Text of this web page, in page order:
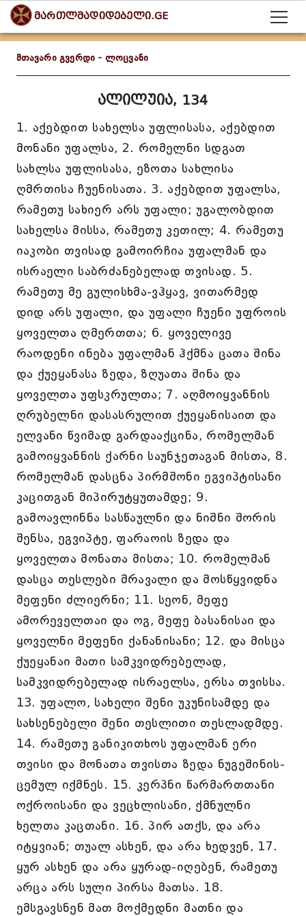
მართლმადიდებელი.GE
მთავარი გვერდი - ლოცვანი
ალილუია, 134
1. აქებდით სახელსა უფლისასა, აქებდით
მონანი უფალსა, 2. რომელნი სდგათ
სახლსა უფლისასა, ეზოთა სახლისა
ღმრთისა ჩუენისათა. 3. აქებდით უფალსა,
რამეთუ სახიერ არს უფალი; უგალობდით
სახელსა მისსა, რამეთუ კეთილ; 4. რამეთუ
იაკობი თვისად გამოირჩია უფალმან და
ისრაელი საბრძანებელად თვისად. 5.
რამეთუ მე გულისხმა-ვჰყავ, ვითარმედ
დიდ არს უფალი, და უფალი ჩუენი უფროის
ყოველთა ღმერთთა; 6. ყოველივე
რაოდენი ინება უფალმან ჰქმნა ცათა შინა
და ქუეყანასა ზედა, ზღუათა შინა და
ყოველთა უფსკრულთა; 7. აღმოიყვანნის
ღრუბელნი დასასრულით ქუეყანისაით და
ელვანი წვიმად გარდააქცინა, რომელმან
გამოიყვანნის ქარნი საუნჯეთაგან მისთა, 8.
რომელმან დასცნა პირმშონი ეგვიპტისანი
კაცითგან მიპირუტყუთამდე; 9.
გამოავლინნა სასწაულნი და ნიშნი შორის
შენსა, ეგვიპტე, ფარაოის ზედა და
ყოველთა მონათა მისთა; 10. რომელმან
დასცა თესლები მრავალი და მოსწყვიდნა
მეფენი ძლიერნი; 11. სეონ, მეფე
ამორეველთაი და ოგ, მეფე ბასანისაი და
ყოველნი მეფენი ქანანისანი; 12. და მისცა
ქუეყანაი მათი სამკვიდრებელად,
სამკვიდრებელად ისრაელსა, ერსა თვისსა.
13. უფალო, სახელი შენი უკუნისამდე და
სახსენებელი შენი თესლითი თესლადმდე.
14. რამეთუ განიკითხოს უფალმან ერი
თვისი და მონათა თვისთა ზედა ნუგეშინის-
ცემულ იქმნეს. 15. კერპნი წარმართთანი
ოქროისანი და ვეცხლისანი, ქმნულნი
ხელთა კაცთანი. 16. პირ ათქს, და არა
იტყვიან; თუალ ასხენ, და არა ხედვენ, 17.
ყურ ასხენ და არა ყურად-იღებენ, რამეთუ
არცა არს სული პირსა მათსა. 18.
ემსგავსნენ მათ მოქმედნი მათნი და